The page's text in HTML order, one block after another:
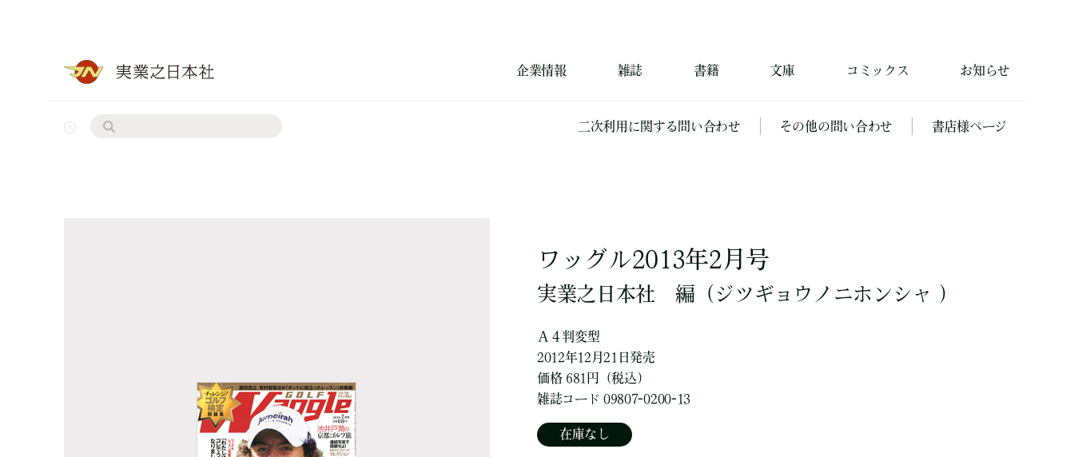
企業情報 雑誌 書籍 文庫 コミックス お知らせ
二次利用に関する問い合わせ その他の問い合わせ 書店様ページ
ワッグル2013年2月号
実業之日本社 編 （ジツギョウノニホンシャ ）
Ａ４判変型
2012年12月21日発売
価格 681円（税込）
雑誌コード 09807-0200-13
在庫なし